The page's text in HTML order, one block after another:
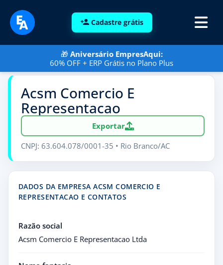
Cadastre grátis
🎁 Aniversário EmpresAqui:
60% OFF + ERP Grátis no Plano Plus
Acsm Comercio E
Representacao
Exportar
CNPJ: 63.604.078/0001-35 • Rio Branco/AC
DADOS DA EMPRESA ACSM COMERCIO E
REPRESENTACAO E CONTATOS
Razão social
Acsm Comercio E Representacao Ltda